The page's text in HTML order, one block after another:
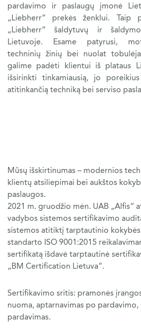
pardavimo ir paslaugų įmonė
„Liebherr“ prekės ženklui. Taip
„Liebherr“ šaldytuvų ir
Lietuvoje. Esame patyrusi,
techninių žinių bei nuolat
galime padėti klientui iš plataus
išsirinkti tinkamiausią, jo
atitinkančią techniką bei serviso
Mūsų išskirtinumas – modernios
klientų atsiliepimai bei aukštos
paslaugos.
2021 m. gruodžio mėn. UAB „Alfis“
vadybos sistemos sertifikavimo
sistemos atitiktį tarptautinio
standarto ISO 9001:2015
sertifikatą išdavė tarptautinė
„BM Certification Lietuva“.
Sertifikavimo sritis: pramonės
nuoma, aptarnavimas po
pardavimas.